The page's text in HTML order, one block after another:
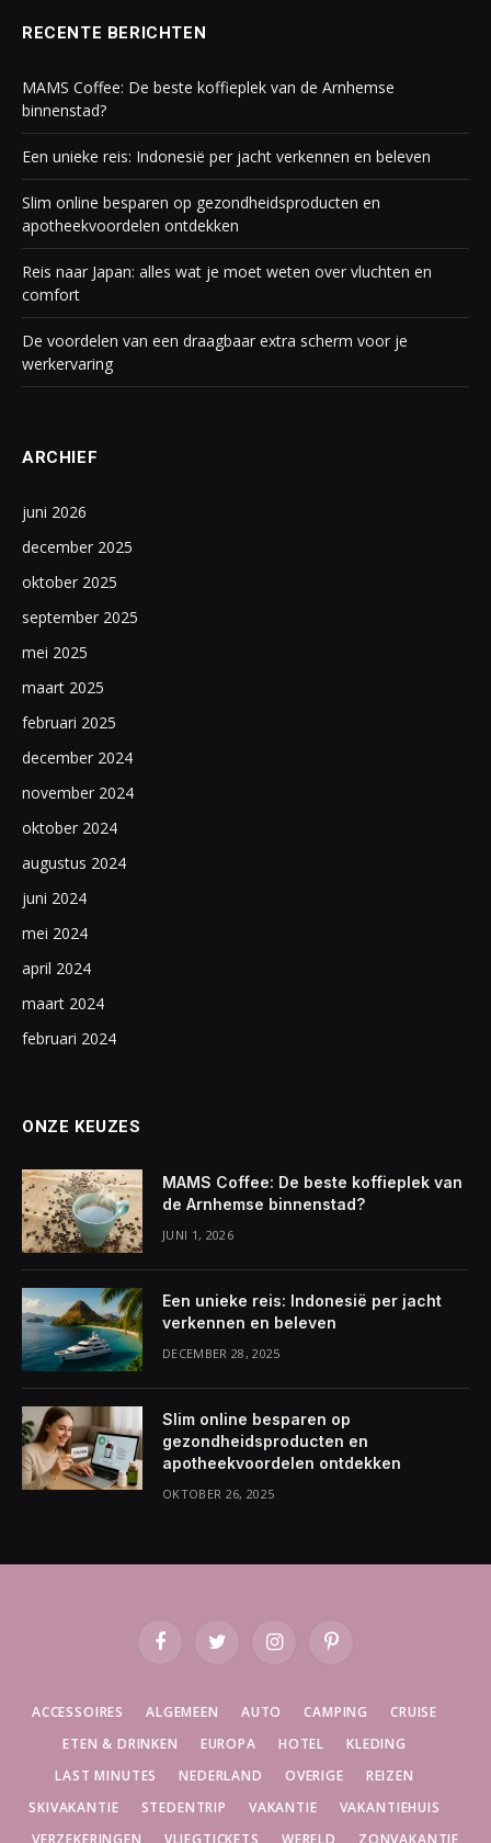
RECENTE BERICHTEN
MAMS Coffee: De beste koffieplek van de Arnhemse
binnenstad?
Een unieke reis: Indonesië per jacht verkennen en beleven
Slim online besparen op gezondheidsproducten en
apotheekvoordelen ontdekken
Reis naar Japan: alles wat je moet weten over vluchten en
comfort
De voordelen van een draagbaar extra scherm voor je
werkervaring
ARCHIEF
juni 2026
december 2025
oktober 2025
september 2025
mei 2025
maart 2025
februari 2025
december 2024
november 2024
oktober 2024
augustus 2024
juni 2024
mei 2024
april 2024
maart 2024
februari 2024
ONZE KEUZES
MAMS Coffee: De beste koffieplek van
de Arnhemse binnenstad?
JUNI 1, 2026
Een unieke reis: Indonesië per jacht
verkennen en beleven
DECEMBER 28, 2025
Slim online besparen op
gezondheidsproducten en
apotheekvoordelen ontdekken
OKTOBER 26, 2025
FacebookTwitter InstagramPinterest
ACCESSOIRES ALGEMEEN AUTO CAMPING
CRUISE
ETEN & DRINKEN
EUROPA HOTEL
KLEDING
LAST MINUTES
NEDERLAND OVERIGE
REIZEN
SKIVAKANTIE
STEDENTRIP VAKANTIE
VAKANTIEHUIS
VERZEKERINGEN
VLIEGTICKETS WERELD ZONVAKANTIE